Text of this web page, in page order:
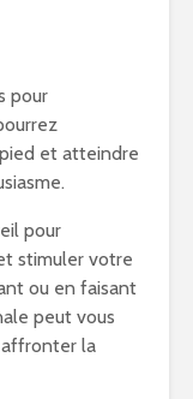
pour
et atteindre
pour
stimuler votre
ou en faisant
peut vous
affronter la